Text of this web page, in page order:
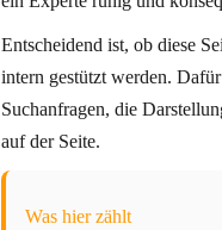
Entscheidend ist, ob diese
intern gestützt werden.
Suchanfragen, die
auf der Seite.
Was hier zählt